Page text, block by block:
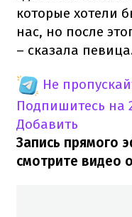
которые хотели
нас, но после
– сказала
Не
Подпишитесь на
Добавить
Запись прямого
смотрите видео